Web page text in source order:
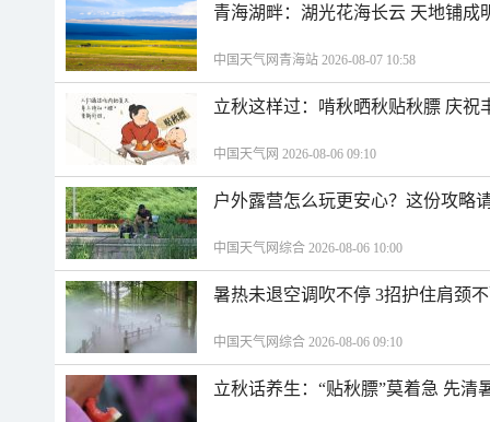
青海湖畔：湖光花海长云 天地铺成
中国天气网青海站 2026-08-07 10:58
立秋这样过：啃秋晒秋贴秋膘 庆祝
中国天气网 2026-08-06 09:10
户外露营怎么玩更安心？这份攻略
中国天气网综合 2026-08-06 10:00
暑热未退空调吹不停 3招护住肩颈
中国天气网综合 2026-08-06 09:10
立秋话养生：“贴秋膘”莫着急 先清